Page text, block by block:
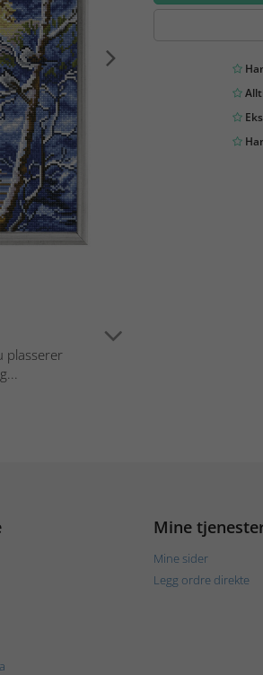
plasserer
Mine
Mine sider
Legg ordre direkte